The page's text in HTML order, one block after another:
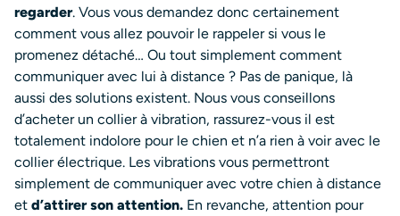
regarder. Vous vous demandez donc certainement
comment vous allez pouvoir le rappeler si vous le
promenez détaché… Ou tout simplement comment
communiquer avec lui à distance ? Pas de panique, là
aussi des solutions existent. Nous vous conseillons
d’acheter un collier à vibration, rassurez-vous il est
totalement indolore pour le chien et n’a rien à voir avec le
collier électrique. Les vibrations vous permettront
simplement de communiquer avec votre chien à distance
et d’attirer son attention. En revanche, attention pour